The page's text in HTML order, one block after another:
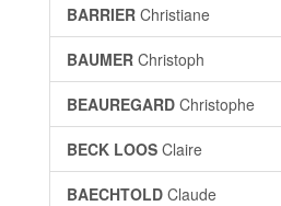
BARRIER Christiane
BAUMER Christoph
BEAUREGARD Christophe
BECK LOOS Claire
BAECHTOLD Claude